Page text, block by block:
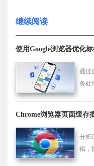
继续阅读
使用Google浏览器优化
通过
务处
Chrome浏览器页面缓存
分析
辑，